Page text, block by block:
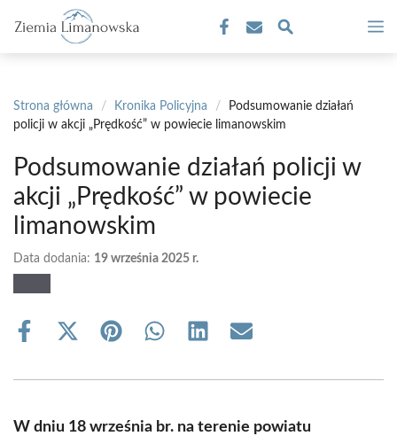
treści
Strona główna / Kronika Policyjna /
Podsumowanie działań
policji w akcji „Prędkość” w powiecie limanowskim
Podsumowanie działań policji w
akcji „Prędkość” w powiecie
limanowskim
Data dodania: 19 września 2025 r.
Share
Share
(Twitter)
Share Share Share Share
W dniu 18 września br. na terenie powiatu